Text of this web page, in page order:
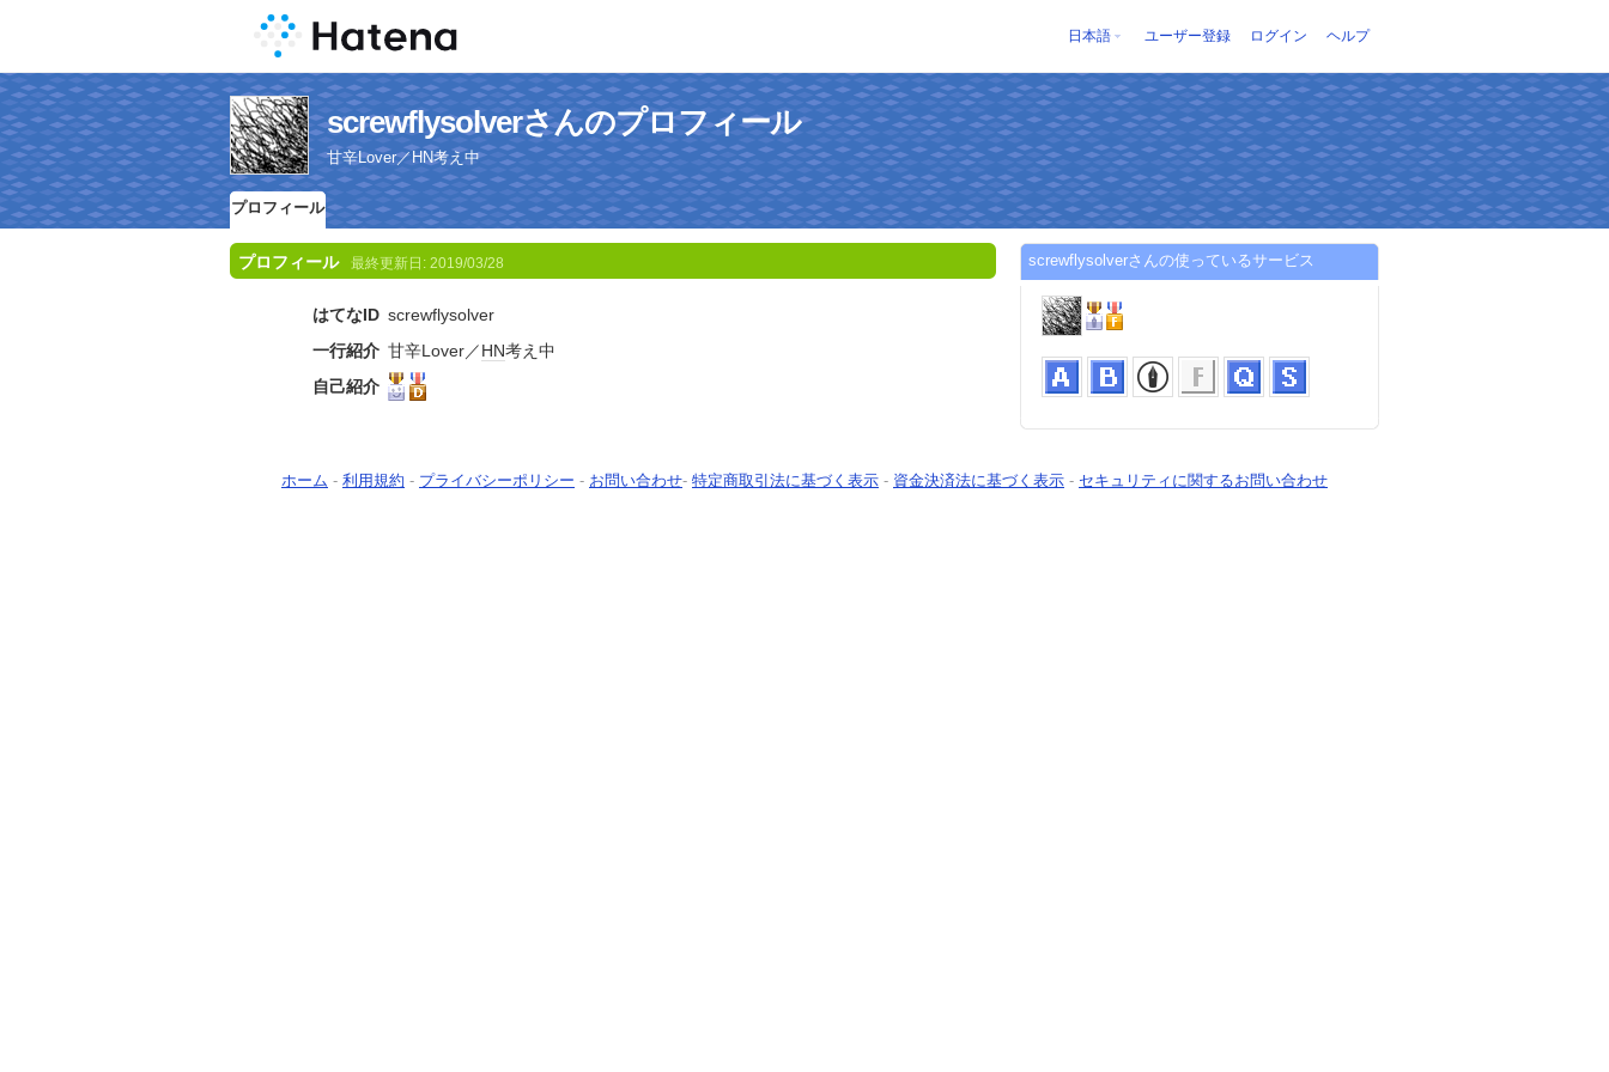
日本語 ユーザー登録 ログイン ヘルプ
screwflysolverさんのプロフィール
甘辛Lover／HN考え中
プロフィール
プロフィール 最終更新日: 2019/03/28
はてなID screwflysolver
一行紹介 甘辛Lover／HN考え中
自己紹介
screwflysolverさんの使っているサービス
ホーム - 利用規約 - プライバシーポリシー - お問い合わせ- 特定商取引法に基づく表示 - 資金決済法に基づく表示 - セキュリティに関するお問い合わせ